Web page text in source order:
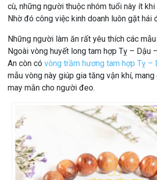
cù, những người thuộc nhóm tuổi này ít khi
Nhờ đó công việc kinh doanh luôn gặt hái
Những người làm ăn rất yêu thích các
Ngoài vòng huyết long tam hợp Tỵ – Dậu
An còn có vòng trầm hương tam hợp Tỵ –
mẫu vòng này giúp gia tăng vận khí,
may mắn cho người đeo.